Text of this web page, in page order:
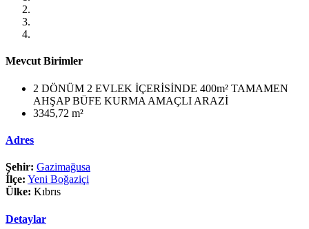
Mevcut Birimler
2 DÖNÜM 2 EVLEK İÇERİSİNDE 400m² TAMAMEN
AHŞAP BÜFE KURMA AMAÇLI ARAZİ
3345,72 m²
Adres
Şehir: Gazimağusa
İlçe: Yeni Boğaziçi
Ülke: Kıbrıs
Detaylar